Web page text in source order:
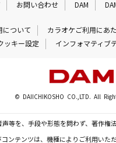
お問い合わせ DAM
について カラオケご利用にあ
ッキー設定 インフォマティブ
© DAIICHIKOSHO CO.,LTD. All
等を、手段や形態を問わず、著作
ンテンツは、機種によりご利用いた